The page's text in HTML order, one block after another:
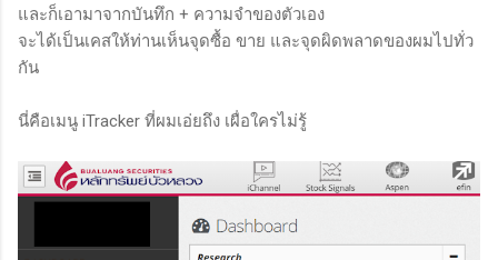
และก็เอามาจากบันทึก + ความจำของตัวเอง
จะได้เป็นเคสให้ท่านเห็นจุดซื้อ ขาย และจุดผิดพลาดของผมไปทั่ว
กัน
นี่คือเมนู iTracker ที่ผมเอ่ยถึง เผื่อใครไม่รู้